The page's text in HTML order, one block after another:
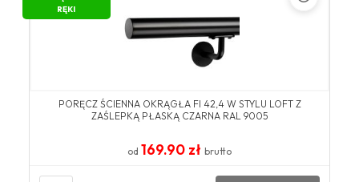
RĘKI
PORĘCZ ŚCIENNA OKRĄGŁA FI 42,4 W STYLU LOFT Z
ZAŚLEPKĄ PŁASKĄ CZARNA RAL 9005
od 169.90 zł brutto